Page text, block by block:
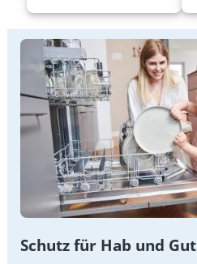
Schutz für Hab und Gut